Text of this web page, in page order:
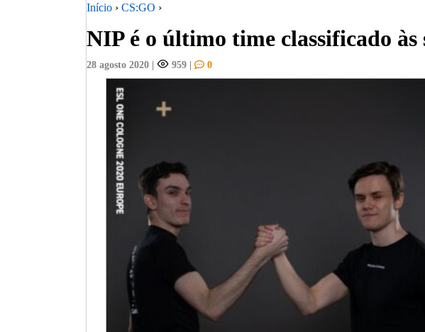
Início › CS:GO ›
NIP é o último time classificado às
28 agosto 2020 | 959 | 0